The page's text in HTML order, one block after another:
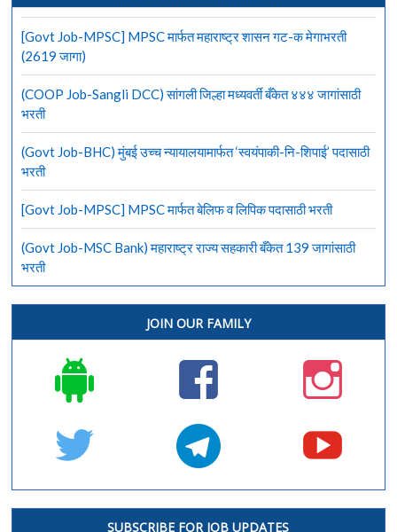
[Govt Job-MPSC] MPSC मार्फत महाराष्ट्र शासन गट-क मेगाभरती
(2619 जागा)
(COOP Job-Sangli DCC) सांगली जिल्हा मध्यवर्ती बँकेत ४४४ जागांसाठी
भरती
(Govt Job-BHC) मुंबई उच्च न्यायालयामार्फत ‘स्वयंपाकी-नि-शिपाई’ पदासाठी
भरती
[Govt Job-MPSC] MPSC मार्फत बेलिफ व लिपिक पदासाठी भरती
(Govt Job-MSC Bank) महाराष्ट्र राज्य सहकारी बँकेत 139 जागांसाठी
भरती
JOIN OUR FAMILY
SUBSCRIBE FOR JOB UPDATES